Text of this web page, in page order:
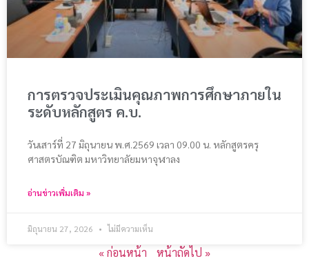
การตรวจประเมินคุณภาพการศึกษาภายใน
ระดับหลักสูตร ค.บ.
วันเสาร์ที่ 27 มิถุนายน พ.ศ.2569 เวลา 09.00 น. หลักสูตรครุ
ศาสตรบัณฑิต มหาวิทยาลัยมหาจุฬาลง
อ่านข่าวเพิ่มเติม »
มิถุนายน 27, 2026 ไม่มีความเห็น
« ก่อนหน้า หน้าถัดไป »